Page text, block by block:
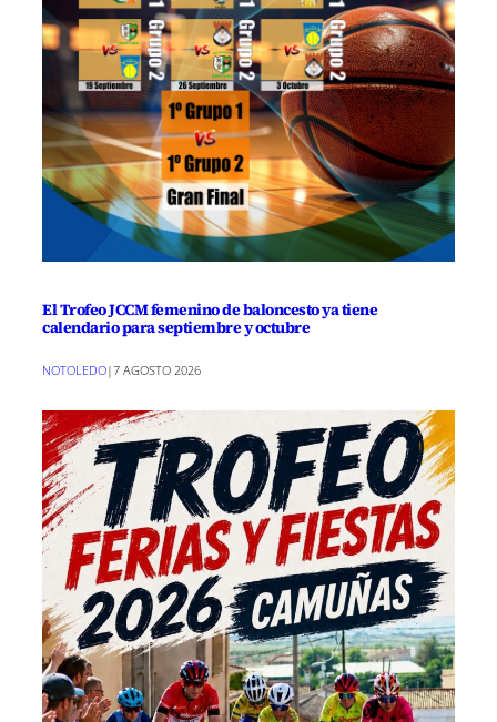
El Trofeo JCCM femenino de baloncesto ya tiene
calendario para septiembre y octubre
NOTOLEDO|7 AGOSTO 2026